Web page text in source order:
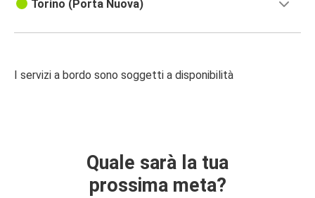
Torino (Porta Nuova)
I servizi a bordo sono soggetti a disponibilità
Quale sarà la tua
prossima meta?